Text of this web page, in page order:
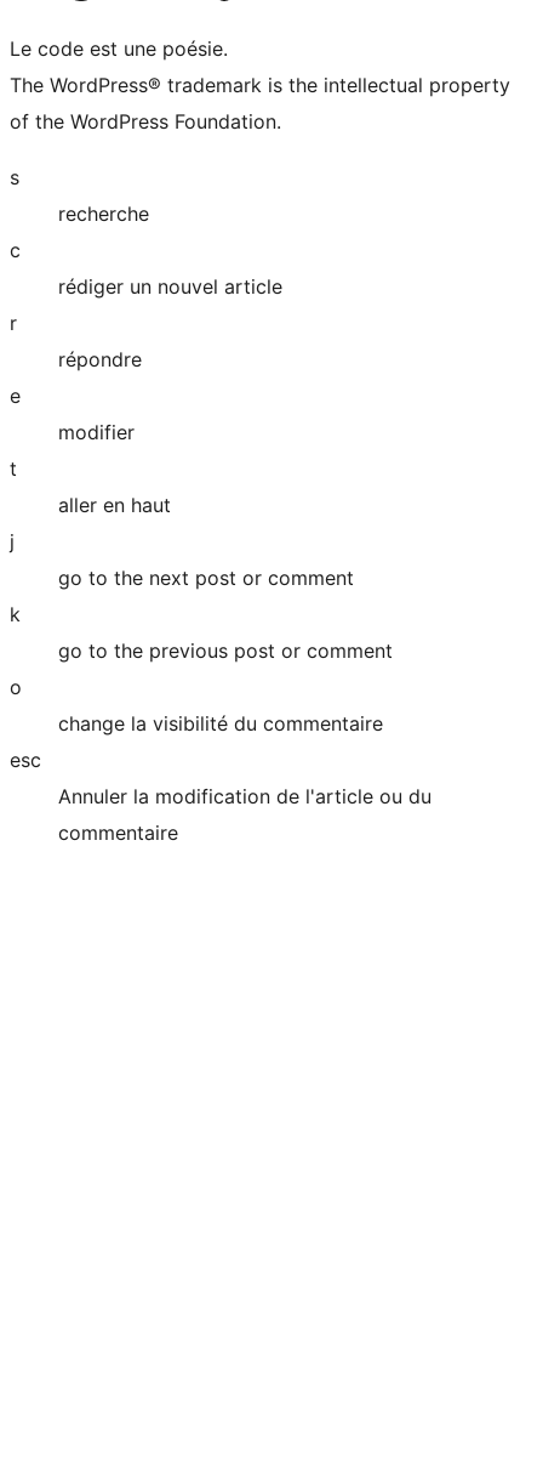
Le code est une poésie.
The WordPress® trademark is the intellectual property
of the WordPress Foundation.
s
recherche
c
rédiger un nouvel article
r
répondre
e
modifier
t
aller en haut
j
go to the next post or comment
k
go to the previous post or comment
o
change la visibilité du commentaire
esc
Annuler la modification de l'article ou du
commentaire